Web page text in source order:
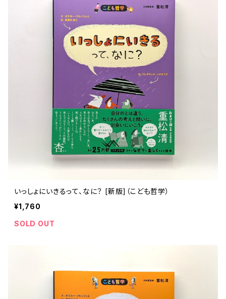
いっしょにいきるって、なに？ [新版]（こども哲学）
¥1,760
SOLD OUT